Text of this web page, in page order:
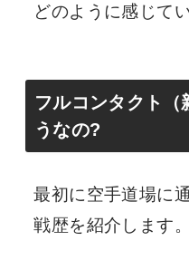
どのように感じて
フルコンタクト（
うなの?
最初に空手道場に
戦歴を紹介します。